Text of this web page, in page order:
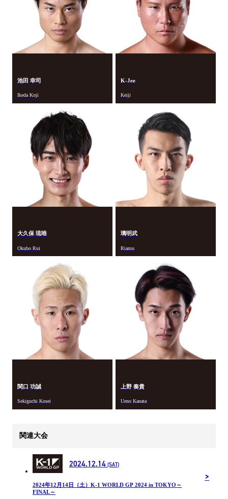
池田 幸司
Ikeda Koji
K-Jee
Keiji
大久保 琉唯
Okubo Rui
璃明武
Riamu
関口 功誠
Sekiguchi Kosei
上野 奏貴
Ueno Kanata
関連大会
2024.12.14 (SAT)
2024年12⽉14⽇（土）K-1 WORLD GP 2024 in TOKYO～
FINAL～